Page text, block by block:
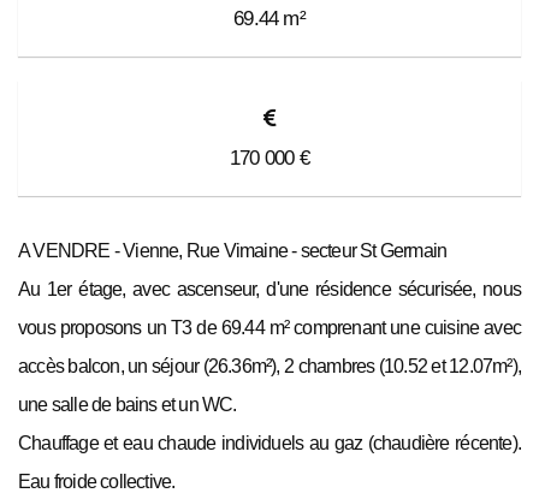
69.44m²
170 000 €
A VENDRE - Vienne, Rue Vimaine - secteur St Germain
Au 1er étage, avec ascenseur, d'une résidence sécurisée, nous
vous proposons un T3 de 69.44 m² comprenant une cuisine avec
accès balcon, un séjour (26.36m²), 2 chambres (10.52 et 12.07m²),
une salle de bains et un WC.
Chauffage et eau chaude individuels au gaz (chaudière récente).
Eau froide collective.